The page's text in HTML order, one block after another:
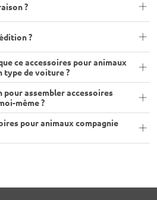
?
?
ce accessoires pour animaux
type de voiture ?
pour assembler accessoires
même ?
pour animaux compagnie